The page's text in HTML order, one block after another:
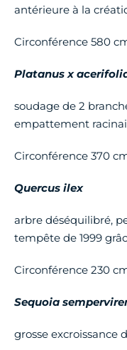
antérieure à la
Circonférence 580
Platanus x
soudage de 2
empattement
Circonférence 370
Quercus ilex
arbre déséquilibré,
tempête de 1999
Circonférence 230
Sequoia
grosse excroissance